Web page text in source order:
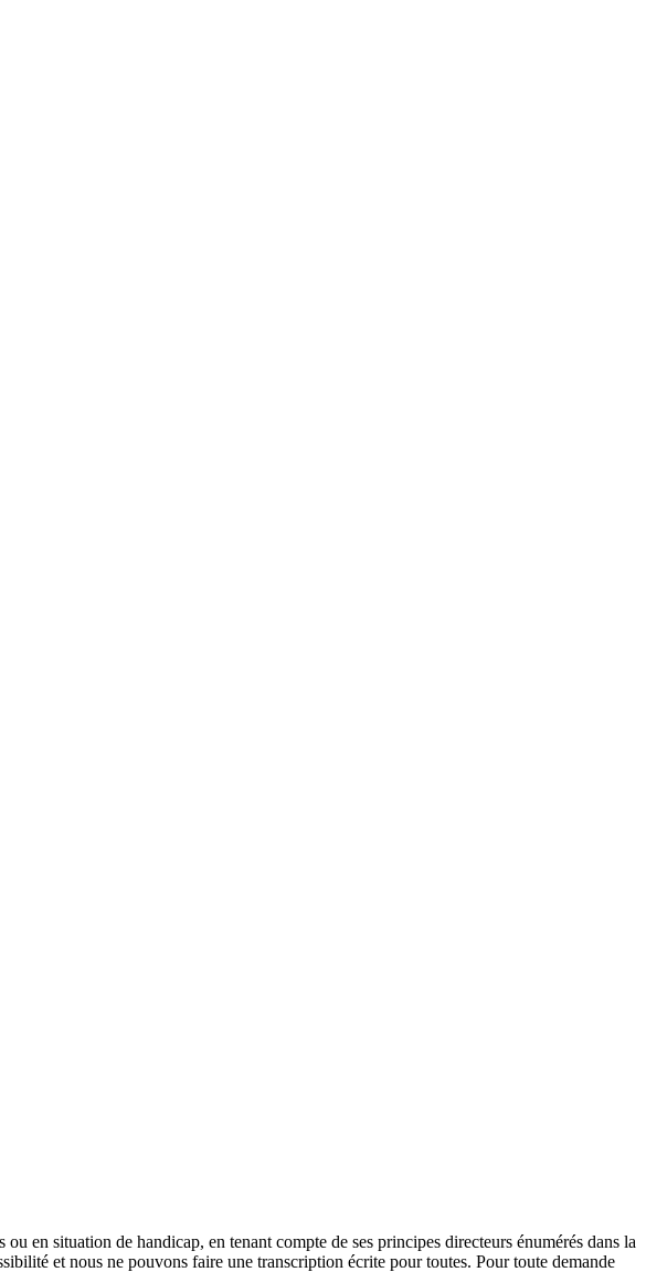
en situation de handicap, en tenant compte de ses principes directeurs énumérés dans la
et nous ne pouvons faire une transcription écrite pour toutes. Pour toute demande